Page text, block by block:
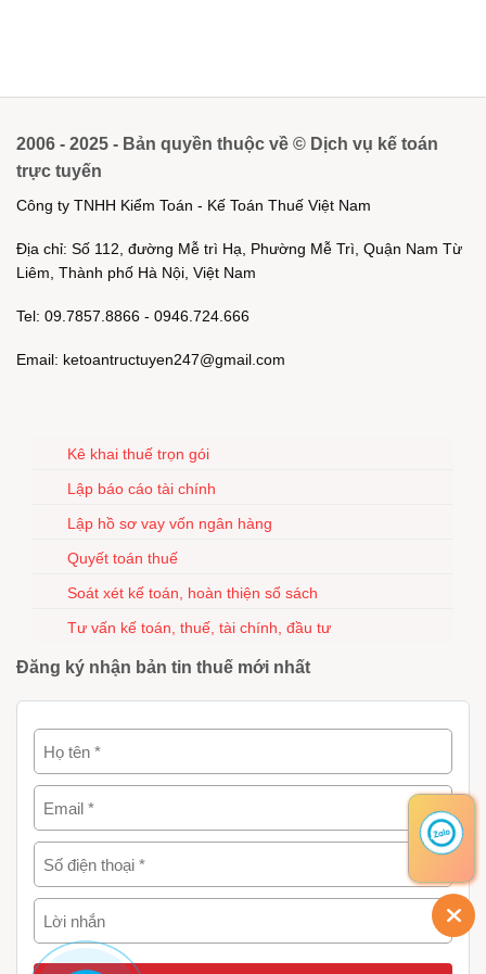
2006 - 2025 - Bản quyền thuộc về © Dịch vụ kế toán
trực tuyến
Công ty TNHH Kiểm Toán - Kế Toán Thuế Việt Nam
Địa chỉ: Số 112, đường Mễ trì Hạ, Phường Mễ Trì, Quận Nam Từ
Liêm, Thành phố Hà Nội, Việt Nam
Tel: 09.7857.8866 - 0946.724.666
Email: ketoantructuyen247@gmail.com
Kê khai thuế trọn gói
Lập báo cáo tài chính
Lập hồ sơ vay vốn ngân hàng
Quyết toán thuế
Soát xét kế toán, hoàn thiện sổ sách
Tư vấn kế toán, thuế, tài chính, đầu tư
Đăng ký nhận bản tin thuế mới nhất